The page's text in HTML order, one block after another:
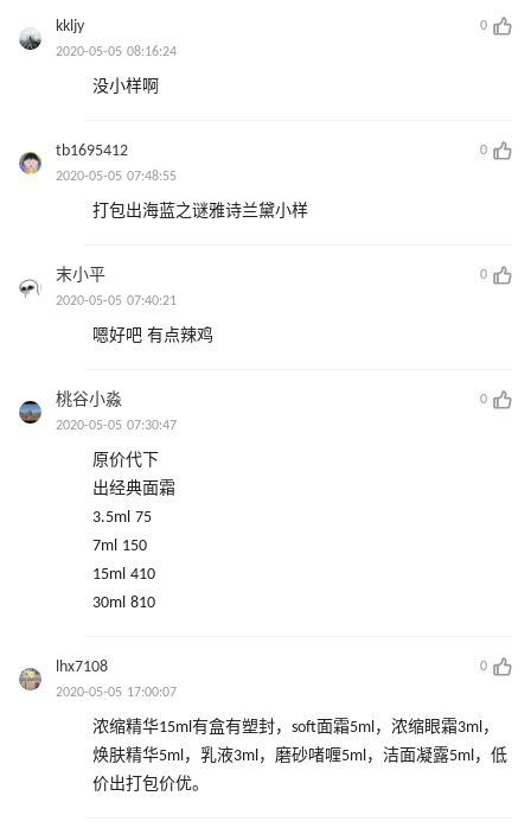
kkljy
0
2020-05-05 08:16:24
没小样啊
tb1695412
0
2020-05-05 07:48:55
打包出海蓝之谜雅诗兰黛小样
末小平
0
2020-05-05 07:40:21
嗯好吧 有点辣鸡
桃谷小淼
0
2020-05-05 07:30:47
原价代下
出经典面霜
3.5ml 75
7ml 150
15ml 410
30ml 810
lhx7108
0
2020-05-05 17:00:07
浓缩精华15ml有盒有塑封，soft面霜5ml，浓缩眼霜3ml，
焕肤精华5ml，乳液3ml，磨砂啫喱5ml，洁面凝露5ml，低
价出打包价优。